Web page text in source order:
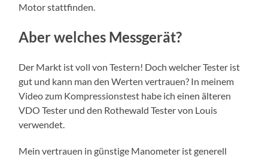
Motor stattfinden.
Aber welches Messgerät?
Der Markt ist voll von Testern! Doch welcher Tester ist
gut und kann man den Werten vertrauen? In meinem
Video zum Kompressionstest habe ich einen älteren
VDO Tester und den Rothewald Tester von Louis
verwendet.
Mein vertrauen in günstige Manometer ist generell